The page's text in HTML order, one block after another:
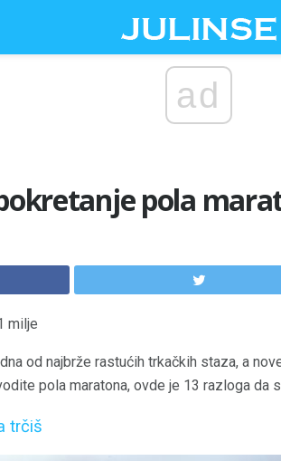
ad
pola
milje
od najbrže rastućih trkačkih staza, a
pola maratona, ovde je 13 razloga da
trčiš